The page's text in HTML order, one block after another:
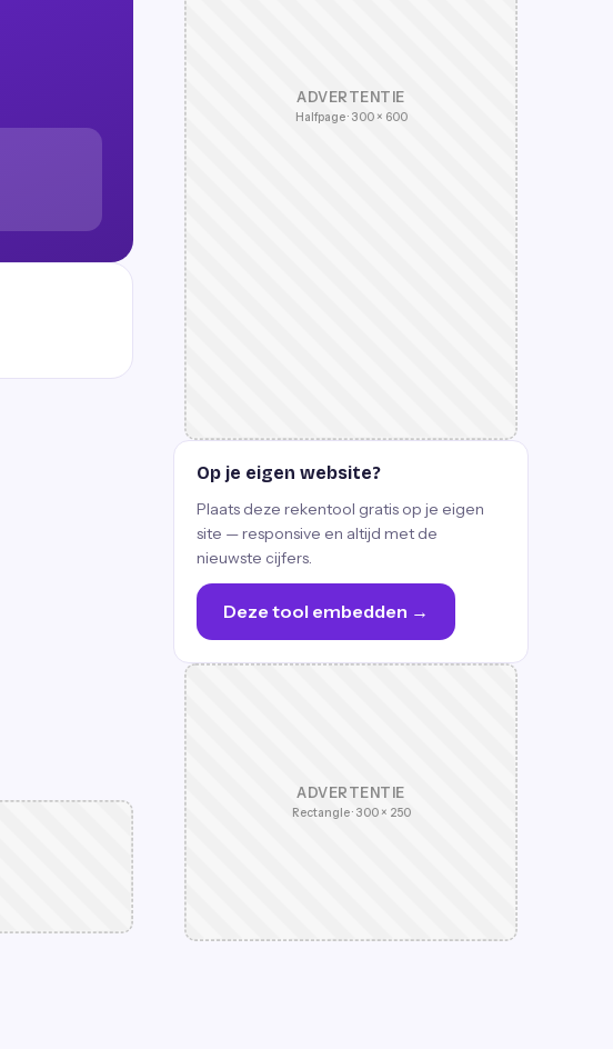
ADVERTENTIE
Halfpage · 300 × 600
Op je eigen website?
Plaats deze rekentool gratis op je eigen
site — responsive en altijd met de
nieuwste cijfers.
Deze tool embedden →
ADVERTENTIE
Rectangle · 300 × 250